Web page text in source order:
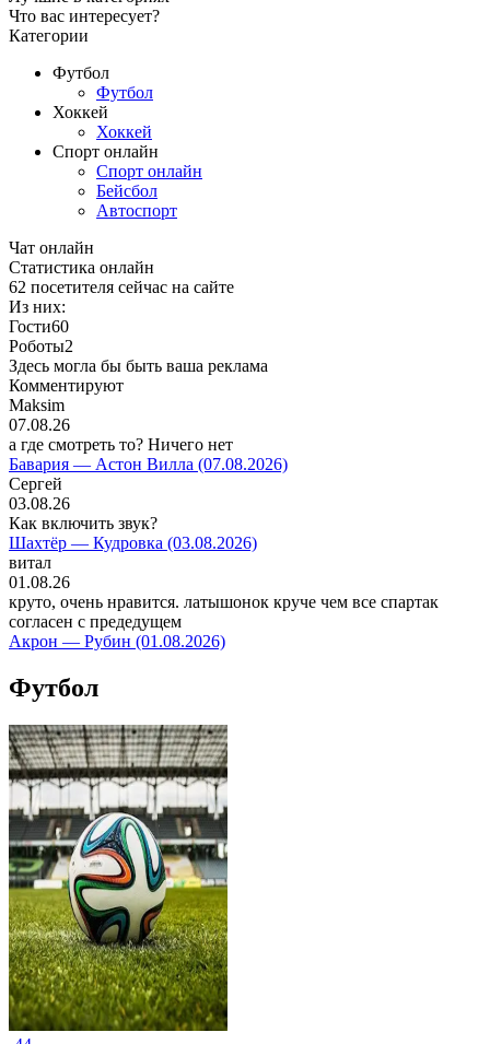
Что вас интересует?
Категории
Футбол
Футбол
Хоккей
Хоккей
Спорт онлайн
Спорт онлайн
Бейсбол
Автоспорт
Чат онлайн
Cтатистика онлайн
62 посетителя сейчас на сайте
Из них:
Гости60
Роботы2
Здесь могла бы быть ваша реклама
Комментируют
Maksim
07.08.26
а где смотреть то? Ничего нет
Бавария — Астон Вилла (07.08.2026)
Сергей
03.08.26
Как включить звук?
Шахтёр — Кудровка (03.08.2026)
витал
01.08.26
круто, очень нравится. латышонок круче чем все спартак
согласен с предедущем
Акрон — Рубин (01.08.2026)
Футбол